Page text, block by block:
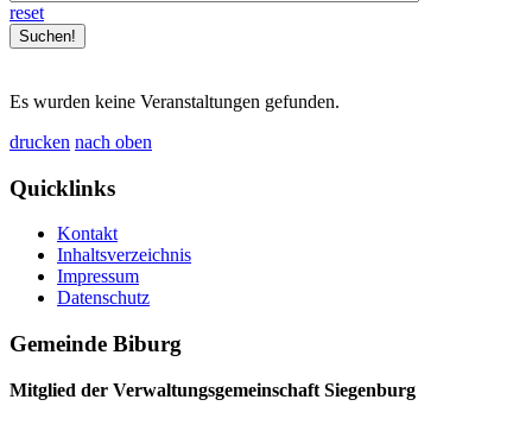
reset
Es wurden keine Veranstaltungen gefunden.
drucken nach oben
Quicklinks
Kontakt
Inhaltsverzeichnis
Impressum
Datenschutz
Gemeinde Biburg
Mitglied der Verwaltungsgemeinschaft Siegenburg